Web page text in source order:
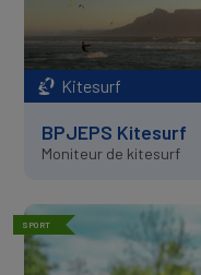
Kitesurf
BPJEPS Kitesurf
Moniteur de kitesurf
SPORT